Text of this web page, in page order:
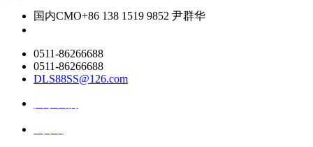
国内CMO+86 138 1519 9852 尹群华
0511-86266688
0511-86266688
DLS88SS@126.com